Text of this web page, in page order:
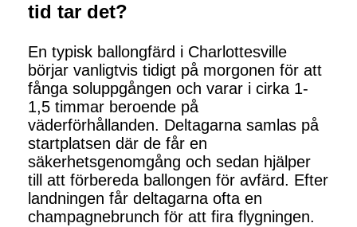
tid tar det?
En typisk ballongfärd i Charlottesville
börjar vanligtvis tidigt på morgonen för att
fånga soluppgången och varar i cirka 1-
1,5 timmar beroende på
väderförhållanden. Deltagarna samlas på
startplatsen där de får en
säkerhetsgenomgång och sedan hjälper
till att förbereda ballongen för avfärd. Efter
landningen får deltagarna ofta en
champagnebrunch för att fira flygningen.